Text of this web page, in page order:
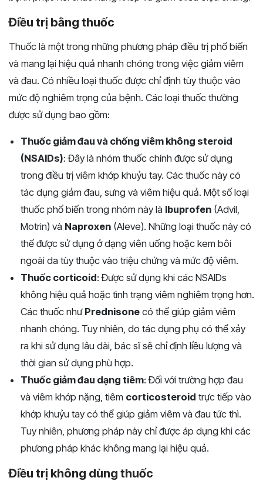
Điều trị bằng thuốc
Thuốc là một trong những phương pháp điều trị phổ biến
và mang lại hiệu quả nhanh chóng trong việc giảm viêm
và đau. Có nhiều loại thuốc được chỉ định tùy thuộc vào
mức độ nghiêm trọng của bệnh. Các loại thuốc thường
được sử dụng bao gồm:
Thuốc giảm đau và chống viêm không steroid
(NSAIDs): Đây là nhóm thuốc chính được sử dụng
trong điều trị viêm khớp khuỷu tay. Các thuốc này có
tác dụng giảm đau, sưng và viêm hiệu quả. Một số loại
thuốc phổ biến trong nhóm này là Ibuprofen (Advil,
Motrin) và Naproxen (Aleve). Những loại thuốc này có
thể được sử dụng ở dạng viên uống hoặc kem bôi
ngoài da tùy thuộc vào triệu chứng và mức độ viêm.
Thuốc corticoid: Được sử dụng khi các NSAIDs
không hiệu quả hoặc tình trạng viêm nghiêm trọng hơn.
Các thuốc như Prednisone có thể giúp giảm viêm
nhanh chóng. Tuy nhiên, do tác dụng phụ có thể xảy
ra khi sử dụng lâu dài, bác sĩ sẽ chỉ định liều lượng và
thời gian sử dụng phù hợp.
Thuốc giảm đau dạng tiêm: Đối với trường hợp đau
và viêm khớp nặng, tiêm corticosteroid trực tiếp vào
khớp khuỷu tay có thể giúp giảm viêm và đau tức thì.
Tuy nhiên, phương pháp này chỉ được áp dụng khi các
phương pháp khác không mang lại hiệu quả.
Điều trị không dùng thuốc